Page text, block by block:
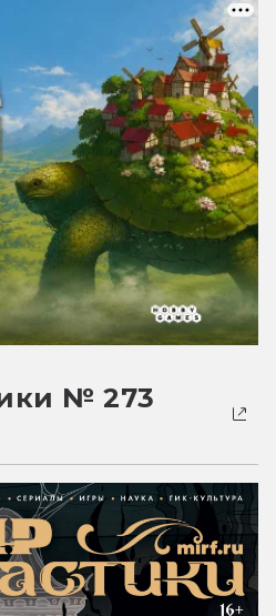
№ 273